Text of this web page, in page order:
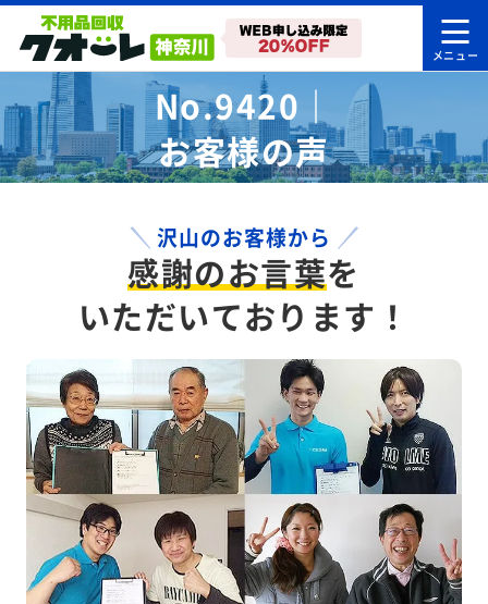
No.9420｜
お客様の声
沢山のお客様から
感謝のお言葉を
いただいております！